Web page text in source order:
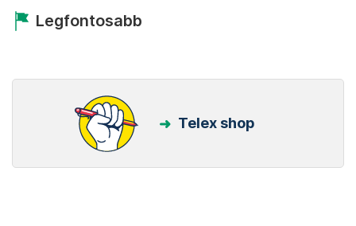
Legfontosabb
Telex shop